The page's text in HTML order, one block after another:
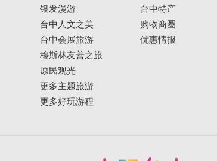
银发漫游
台中人文之美
台中会展旅游
穆斯林友善之旅
原民观光
更多主题旅游
更多好玩游程
台中特产
购物商圈
优惠情报